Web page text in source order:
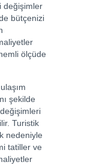
değişimler
bütçenizi
ölçüde
şekilde
Turistik
nedeniyle
tatiller ve